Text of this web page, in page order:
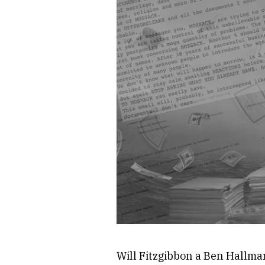
Will Fitzgibbon a Ben